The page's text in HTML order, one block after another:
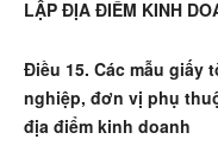
LẬP ĐỊA ĐIỂM KINH
Điều 15. Các mẫu giấy
nghiệp, đơn vị phụ
địa điểm kinh doanh